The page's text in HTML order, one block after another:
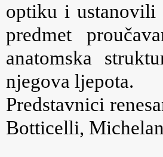
optiku i ustanovili
predmet
anatomska
njegova ljepota.
Predstavnici
Botticelli,